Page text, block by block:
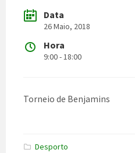
Data
26 Maio, 2018
Hora
9:00 - 18:00
Torneio de Benjamins
Desporto